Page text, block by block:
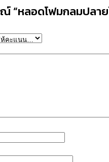
“หลอดโฟมกลมปลา